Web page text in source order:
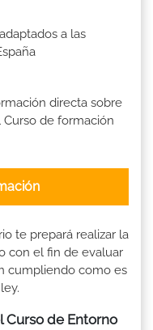
a las
directa sobre
de formación
te prepará realizar la
con el fin de evaluar
cumpliendo como es
Curso de Entorno